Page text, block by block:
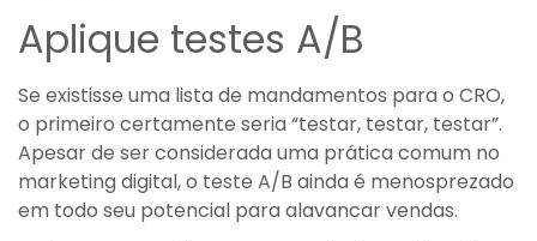
Aplique testes A/B
Se existisse uma lista de mandamentos para o CRO,
o primeiro certamente seria “testar, testar, testar”.
Apesar de ser considerada uma prática comum no
marketing digital, o teste A/B ainda é menosprezado
em todo seu potencial para alavancar vendas.